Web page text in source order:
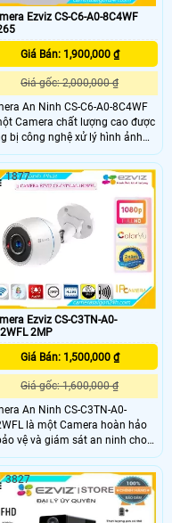
Ezviz CS-C6-A0-8C4WF
Giá Bán: 1,900,000 ₫
Giá gốc: 2,000,000 ₫
An Ninh CS-C6-A0-8C4WF
Camera chất lượng cao được
bị công nghệ xử lý hình ảnh
Scan CMOS, đảm bảo
ảnh sắc nét và rõ ràng. Đặc
chất lượng hình ảnh ban đêm
được nâng cao nhờ công nghệ
hồng ngoại 10m. Công nghệ nén H
Ezviz CS-C3TN-A0-
2MP
Giá Bán: 1,500,000 ₫
Giá gốc: 1,600,000 ₫
An Ninh CS-C3TN-A0-
là một Camera hoàn hảo
vệ và giám sát an ninh cho
và doanh nghiệp của bạn.
ảnh sắc nét đến 1080P Full
bạn sẽ không bỏ lỡ bất kỳ chi
thông minh của
phép bạn theo dõi và ghi lại
1877
3827